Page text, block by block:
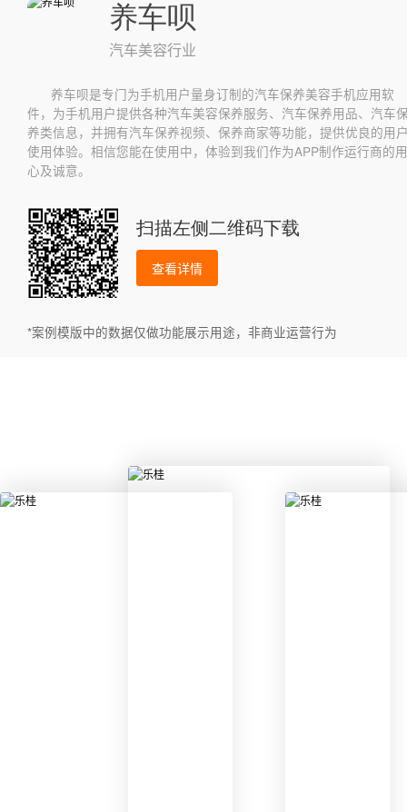
养车呗
汽车美容行业
养车呗是专门为手机用户量身订制的汽车保养美容手机应用软
件，为手机用户提供各种汽车美容保养服务、汽车保养用品、汽车
养类信息，并拥有汽车保养视频、保养商家等功能，提供优良的用
使用体验。相信您能在使用中，体验到我们作为APP制作运行商的用
心及诚意。
扫描左侧二维码下载
查看详情
*案例模版中的数据仅做功能展示用途，非商业运营行为